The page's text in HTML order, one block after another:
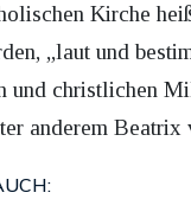
Kirche
„laut und
und christlichen
anderem